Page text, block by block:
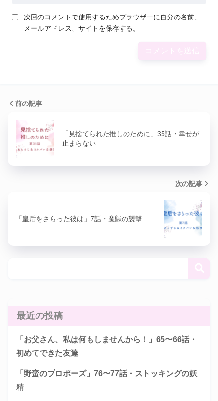
次回のコメントで使用するためブラウザーに自分の名前、
メールアドレス、サイトを保存する。
前の記事
「見捨てられた推しのために」35話・幸せが
止まらない
次の記事
「皇后をさらった彼は」7話・魔獣の襲撃
最近の投稿
「お父さん、私は何もしませんから！」65〜66話・
初めてできた友達
「野蛮のプロポーズ」76〜77話・ストッキングの妖
精